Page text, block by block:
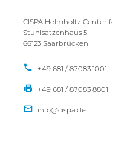
CISPA Helmholtz Center
Stuhlsatzenhaus 5
66123 Saarbrücken
+49 681 / 87083 1001
+49 681 / 87083 8801